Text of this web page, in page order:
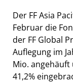
Der FF Asia
Februar die
der FF Global
Auflegung im
Mio.
41,2%